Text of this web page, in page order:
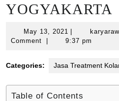
YOGYAKARTA
May 13, 2021 May
13,
Comment
9:37 pm
Categories: Jasa Treatment
Table of Contents